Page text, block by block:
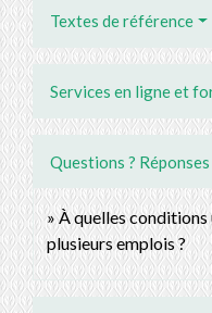
Textes de référence
Services en ligne et
Questions ? Réponses
À quelles
plusieurs emplois ?